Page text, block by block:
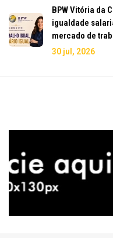
BPW Vitória da
igualdade
mercado de
30 jul, 2026